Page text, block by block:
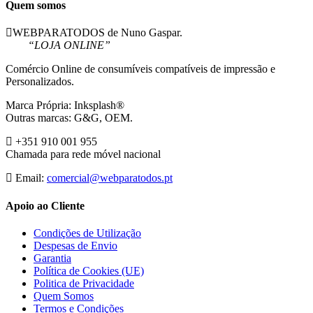
Quem somos
WEBPARATODOS de Nuno Gaspar.
“LOJA ONLINE”
Comércio Online de consumíveis compatíveis de impressão e
Personalizados.
Marca Própria: Inksplash®
Outras marcas: G&G, OEM.
+351 910 001 955
Chamada para rede móvel nacional
Email: comercial@webparatodos.pt
Apoio ao Cliente
Condições de Utilização
Despesas de Envio
Garantia
Política de Cookies (UE)
Politica de Privacidade
Quem Somos
Termos e Condições